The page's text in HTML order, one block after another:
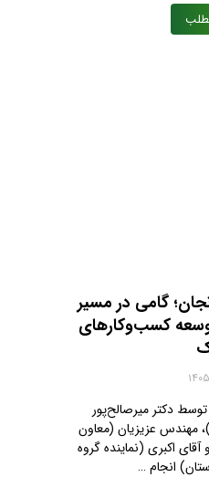
گامی در مسیر
کسب‌وکارهای
دکتر میرصالح‌پور
مهندس عزیزیان (معاون
اکبری (نماینده گروه
انجام …